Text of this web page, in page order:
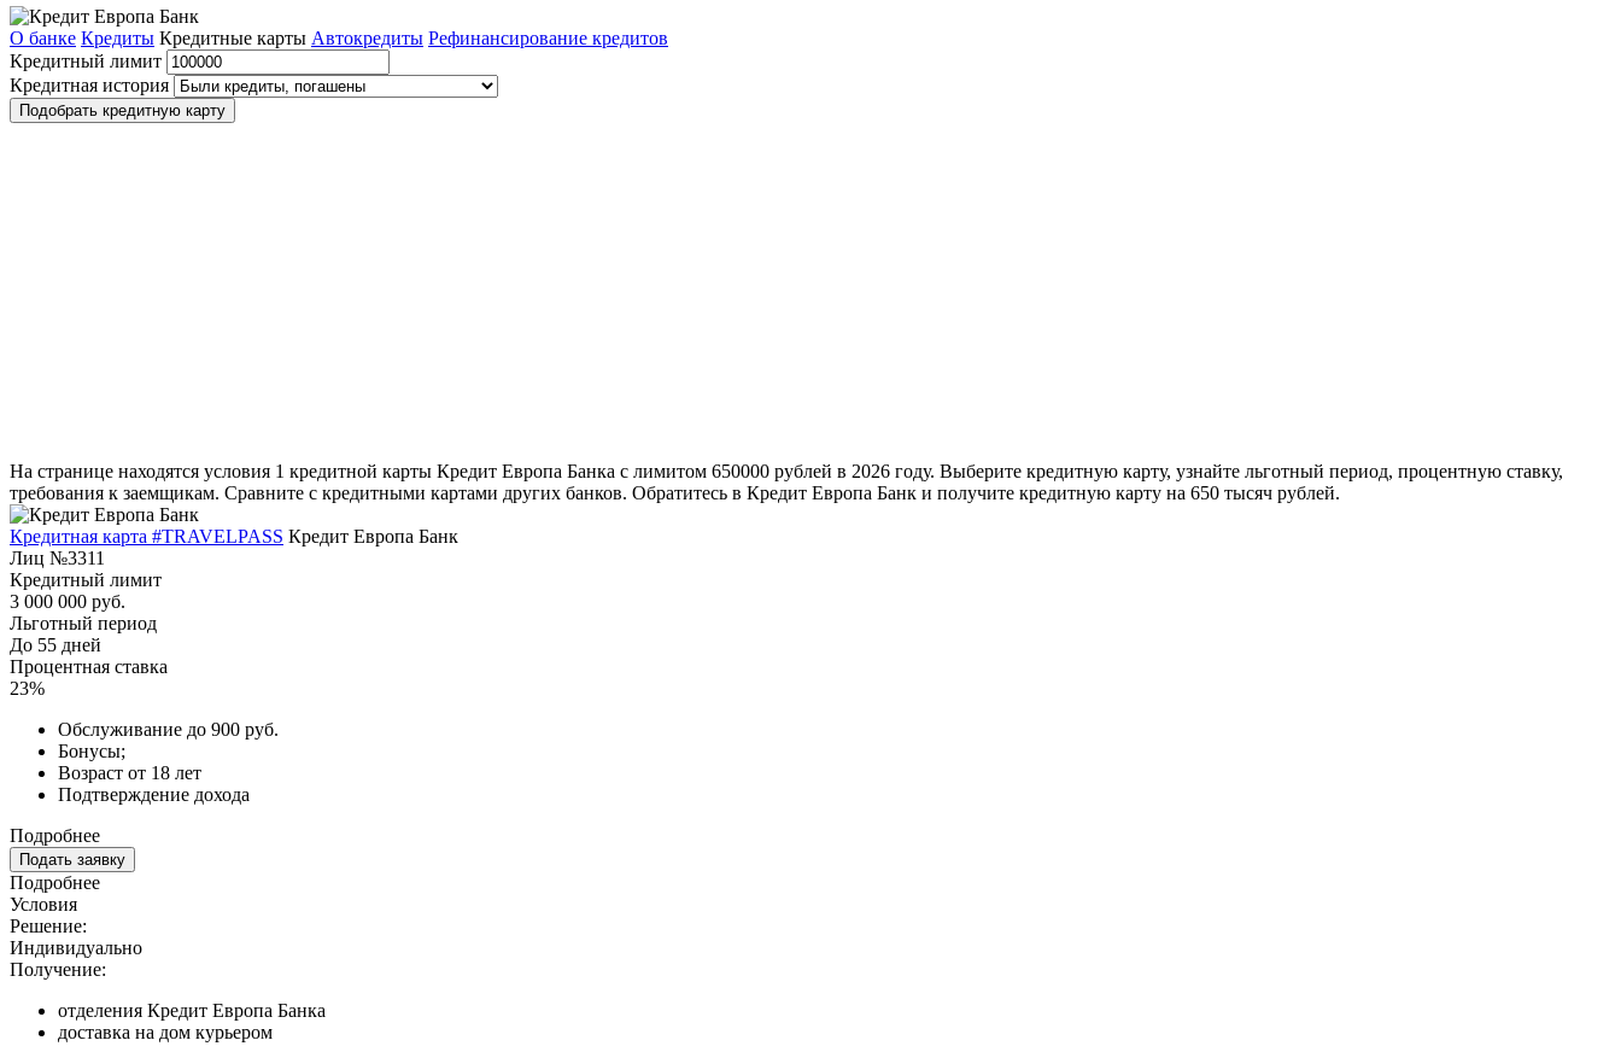
О банке Кредиты Кредитные карты Автокредиты Рефинансирование кредитов
Кредитный лимит
Кредитная история
Подобрать кредитную карту
На странице находятся условия 1 кредитной карты Кредит Европа Банка с лимитом 650000 рублей в 2026 году. Выберите кредитную карту, узнайте льготный период, процентную ставку,
требования к заемщикам. Сравните с кредитными картами других банков. Обратитесь в Кредит Европа Банк и получите кредитную карту на 650 тысяч рублей.
Кредитная карта #TRAVELPASS Кредит Европа Банк
Лиц №3311
Кредитный лимит
3 000 000 руб.
Льготный период
До 55 дней
Процентная ставка
23%
Обслуживание до 900 руб.
Бонусы;
Возраст от 18 лет
Подтверждение дохода
Подробнее
Подать заявку
Подробнее
Условия
Решение:
Индивидуально
Получение:
отделения Кредит Европа Банка
доставка на дом курьером